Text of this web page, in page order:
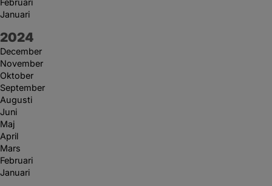
Januari
År:
2024
December
November
Oktober
September
Augusti
Juni
Maj
April
Mars
Februari
Januari